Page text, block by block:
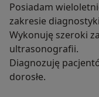
Posiadam
zakresie
Wykonuję szeroki
ultrasonografii.
Diagnozuję
dorosłe.